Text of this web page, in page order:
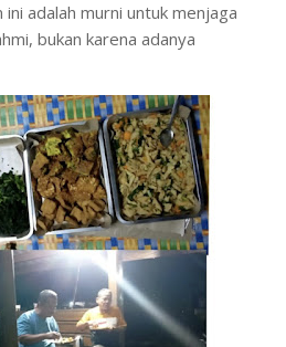
adalah murni untuk menjaga
bukan karena adanya